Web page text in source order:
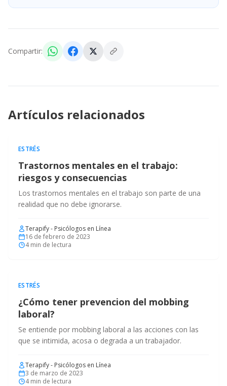
Compartir:
Artículos relacionados
ESTRÉS
Trastornos mentales en el trabajo:
riesgos y consecuencias
Los trastornos mentales en el trabajo son parte de una
realidad que no debe ignorarse.
Terapify - Psicólogos en Línea
16 de febrero de 2023
4min de lectura
ESTRÉS
¿Cómo tener prevencion del mobbing
laboral?
Se entiende por mobbing laboral a las acciones con las
que se intimida, acosa o degrada a un trabajador.
Terapify - Psicólogos en Línea
3 de marzo de 2023
4min de lectura